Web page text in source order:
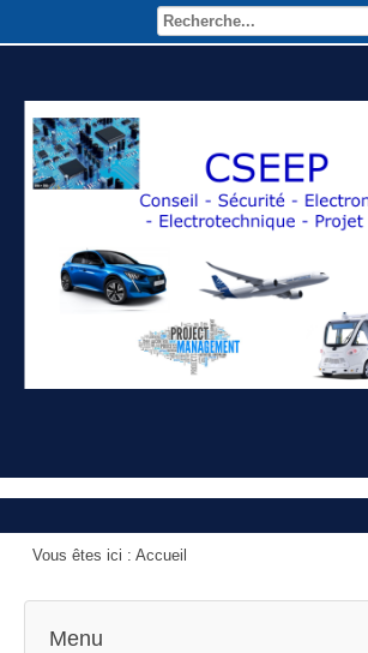
Vous êtes ici : Accueil
Menu